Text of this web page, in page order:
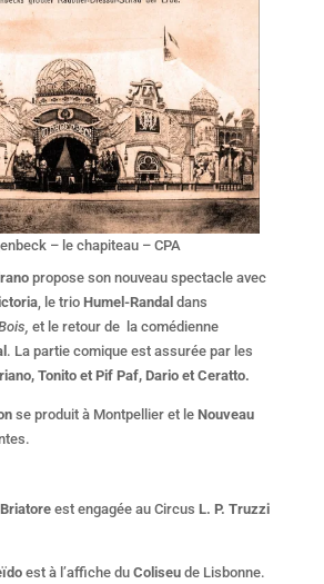
– le chapiteau – CPA
propose son nouveau spectacle avec
, le trio Humel-Randal dans
et le retour de la comédienne
. La partie comique est assurée par les
Tonito et Pif Paf, Dario et Ceratto.
se produit à Montpellier et le Nouveau
est engagée au Circus L. P. Truzzi
est à l’affiche du Coliseu de Lisbonne.